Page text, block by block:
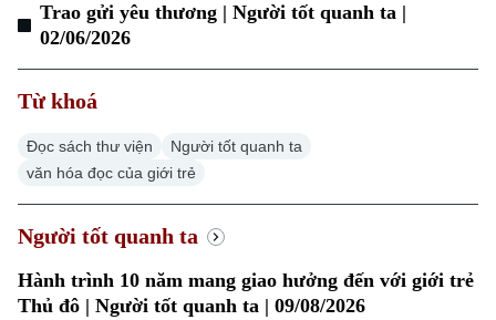
Chuyên mục
Thời sự
Nhịp sống Hà Nội
Thế giới
Trao gửi yêu thương | Người tốt quanh ta |
02/06/2026
Từ khoá
Đọc sách thư viện
Người tốt quanh ta
văn hóa đọc của giới trẻ
Người tốt quanh ta
Hành trình 10 năm mang giao hưởng đến với giới trẻ
Thủ đô | Người tốt quanh ta | 09/08/2026